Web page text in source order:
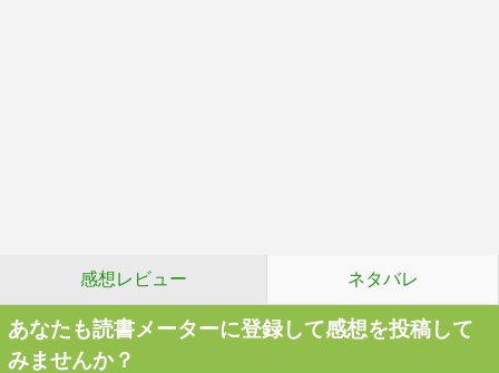
感想レビュー ネタバレ
あなたも読書メーターに登録して感想を投稿して
みませんか？